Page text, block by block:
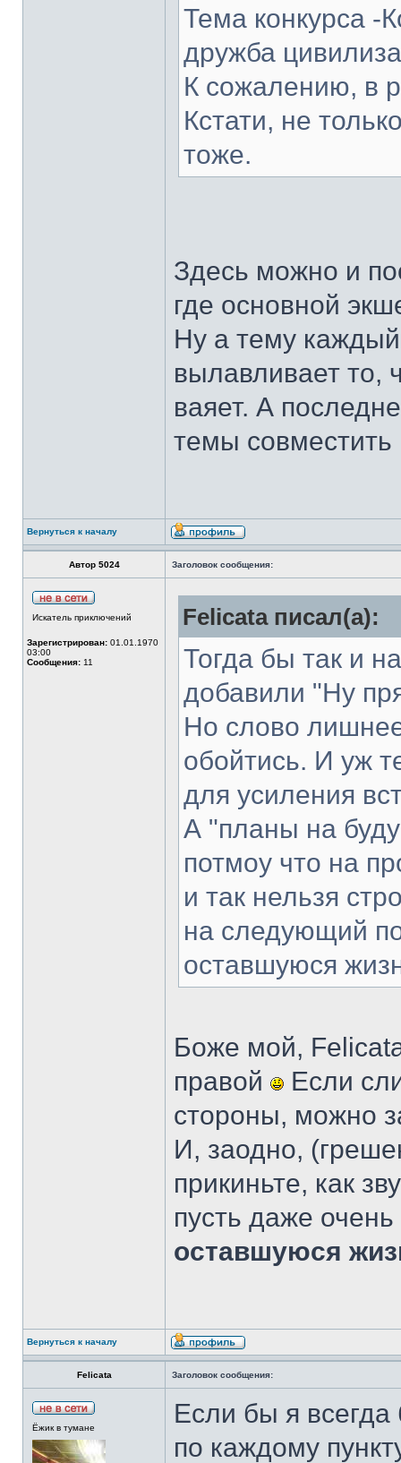
Тема конкурса -
дружба
К сожалению, в
Кстати, не
тоже.
Здесь можно и
где основной
Ну а тему
вылавливает то,
ваяет. А
темы
Вернуться к началу
Автор 5024 Заголовок сообщения:
Искатель приключений
Зарегистрирован: 01.01.1970
03:00
Сообщения: 11
Felicata писал(а):
Тогда бы так и
добавили "Ну
Но слово
обойтись. И уж
для усиления
А "планы на
потмоу что на
и так нельзя
на следующий
оставшуюся
Боже мой,
правой
Если
стороны, можно
И, заодно,
прикиньте, как
пусть даже
оставшуюся
Вернуться к началу
Felicata Заголовок сообщения:
Ёжик в тумане
Если бы я
по каждому